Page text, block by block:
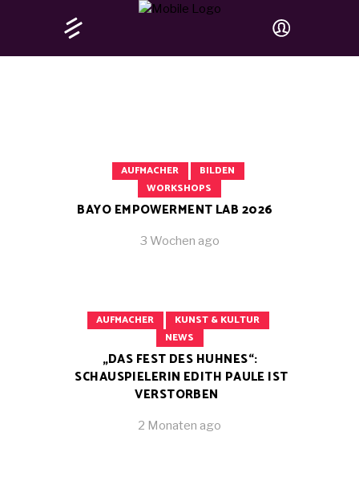
AUFMACHER
BILDEN
WORKSHOPS
BAYO EMPOWERMENT LAB 2026
3 Wochen ago
AUFMACHER
KUNST & KULTUR
NEWS
„DAS FEST DES HUHNES“:
SCHAUSPIELERIN EDITH PAULE IST
VERSTORBEN
2 Monaten ago